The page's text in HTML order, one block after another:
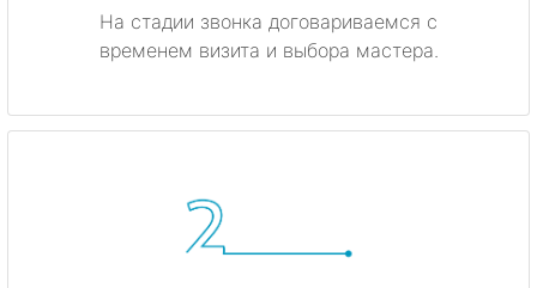
На стадии звонка договариваемся с
временем визита и выбора мастера.